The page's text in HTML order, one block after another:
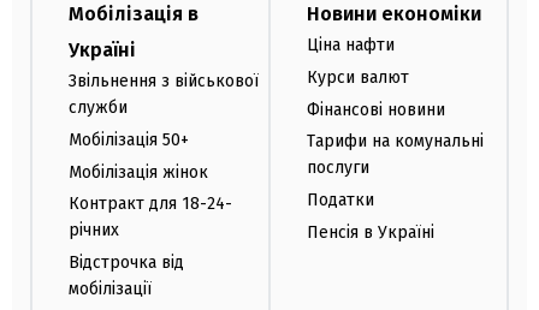
Мобілізація в
Україні
Звільнення з військової
служби
Мобілізація 50+
Мобілізація жінок
Контракт для 18-24-
річних
Відстрочка від
мобілізації
Новини економіки
Ціна нафти
Курси валют
Фінансові новини
Тарифи на комунальні
послуги
Податки
Пенсія в Україні